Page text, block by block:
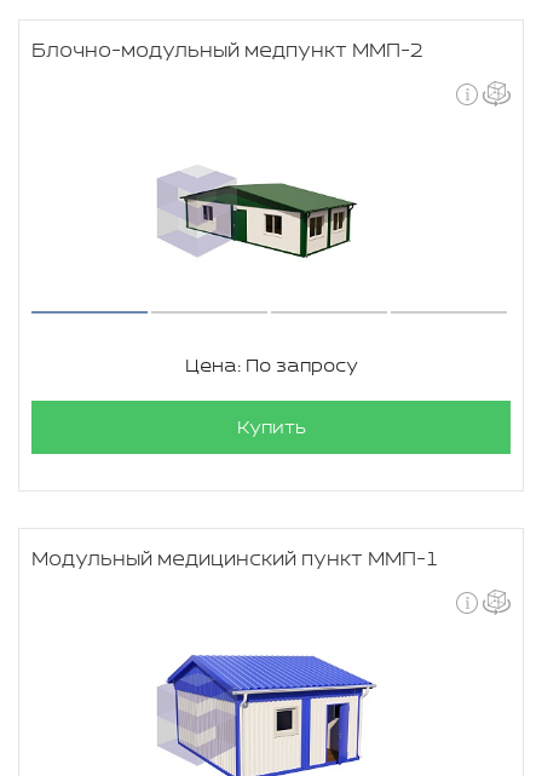
Блочно-модульный медпункт ММП-2
Цена: По запросу
Купить
Модульный медицинский пункт ММП-1